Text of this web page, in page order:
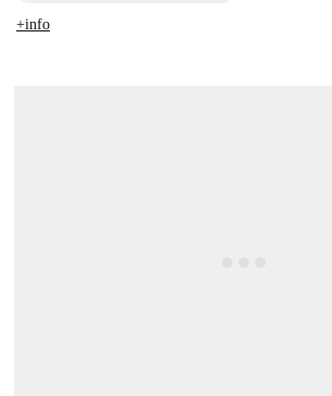
+info